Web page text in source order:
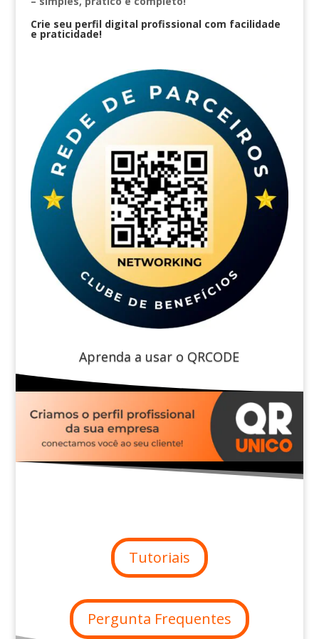
Crie seu perfil digital profissional com facilidade
e praticidade!
Aprenda a usar o QRCODE
Tutoriais
Pergunta Frequentes